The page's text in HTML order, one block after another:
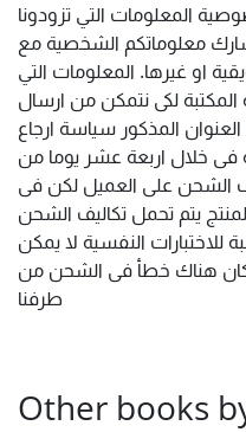
المعلومات التي تزودونا
معلوماتكم الشخصية مع
او غيرها. المعلومات التي
لكى نتمكن من ارسال
المذكور سياسة ارجاع
فى خلال اربعة عشر يوما من
الشحن على العميل لكن فى
يتم تحمل تكاليف الشحن
للاختبارات النفسية لا يمكن
كان هناك خطأ فى الشحن من
طرفنا
Other books